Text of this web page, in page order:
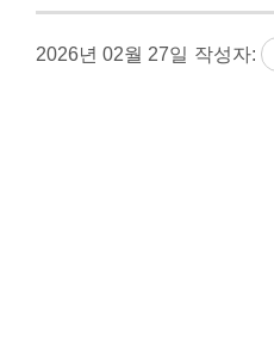
2026년 02월 27일 작성자: